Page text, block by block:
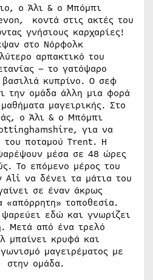
ο Άλι & ο Μπόμπι
κοντά στις ακτές του
γνήσιους καρχαρίες!
στο Νόρφολκ
αρπακτικό του
– το γατόψαρο
κυπρίνο. Ο σεφ
την ομάδα άλλη μια φορά
μαγειρικής. Στο
ο Άλι & ο Μπόμπι
για να
του ποταμού Trent. Η
μέσα σε 48 ώρες
Το επόμενο μέρος του
Ali να δένει τα μάτια του
σε έναν άκρως
«απόρρητη» τοποθεσία.
εδώ και γνωρίζει
Μετά από ένα τρελό
μπαίνει κρυφά και
μαγειρέματος με
στην ομάδα.